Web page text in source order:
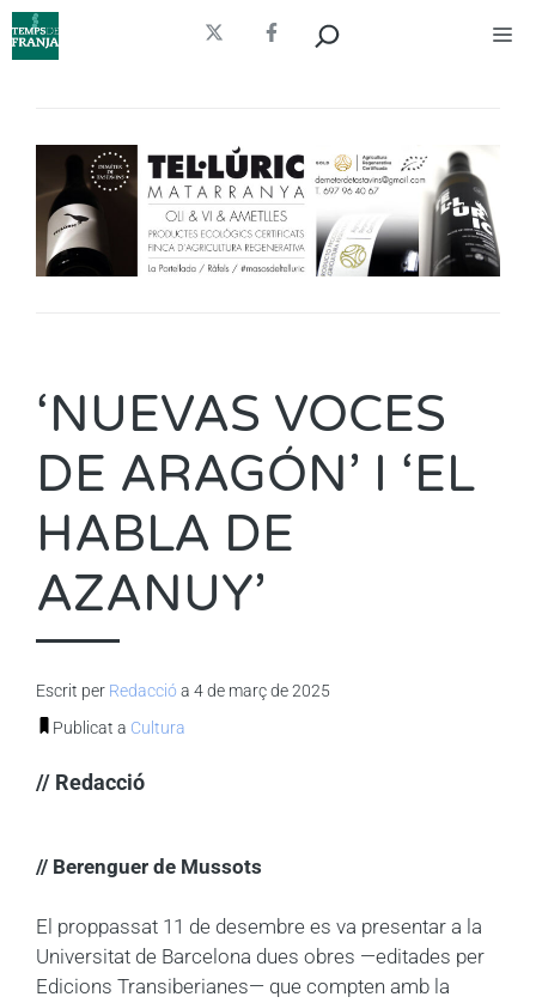
Vés
al
‘NUEVAS VOCES
DE ARAGÓN’ I ‘EL
HABLA DE
AZANUY’
Escrit per Redacció a 4 de març de 2025
Publicat a Cultura
// Redacció
// Berenguer de Mussots
El proppassat 11 de desembre es va presentar a la
Universitat de Barcelona dues obres —editades per
Edicions Transiberianes— que compten amb la